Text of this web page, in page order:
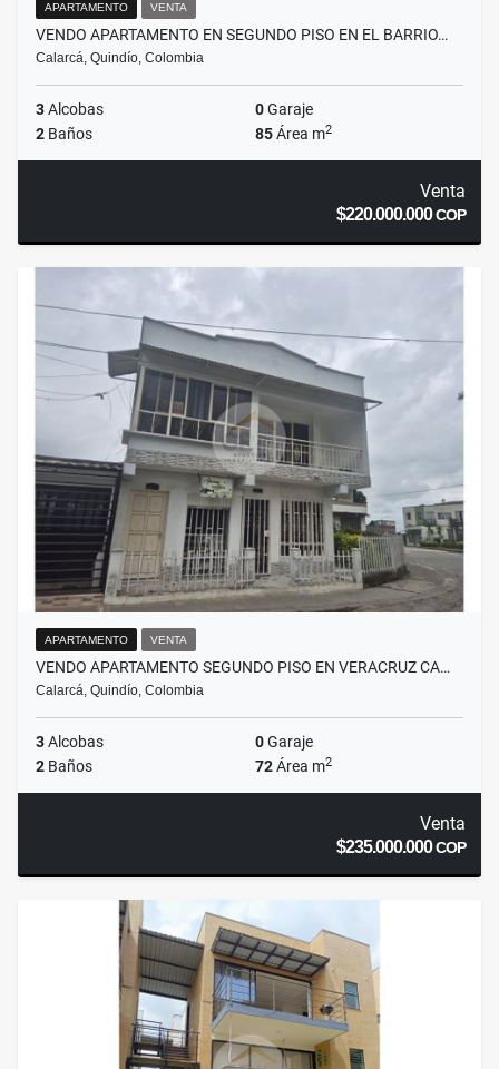
APARTAMENTO VENTA
VENDO APARTAMENTO EN SEGUNDO PISO EN EL BARRIO…
Calarcá, Quindío, Colombia
3Alcobas 0Garaje
2 Baños 85Área m2
Venta
$220.000.000COP
APARTAMENTO VENTA
VENDO APARTAMENTO SEGUNDO PISO EN VERACRUZ CA…
Calarcá, Quindío, Colombia
3Alcobas 0Garaje
2 Baños 72Área m2
Venta
$235.000.000COP